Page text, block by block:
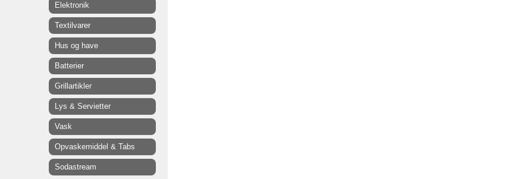
Elektronik
Textilvarer
Hus og have
Batterier
Grillartikler
Lys & Servietter
Vask
Opvaskemiddel & Tabs
Sodastream